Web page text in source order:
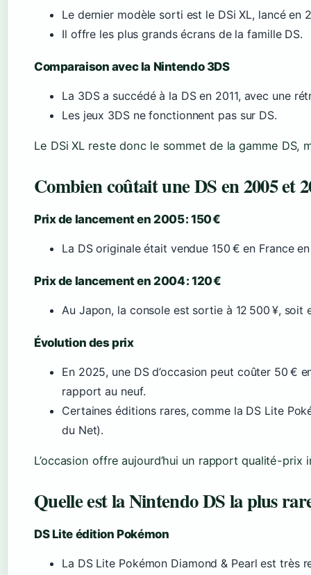
Le dernier modèle sorti est le DSi XL, lancé en
Il offre les plus grands écrans de la famille DS.
Comparaison avec la Nintendo 3DS
La 3DS a succédé à la DS en 2011, avec une
Les jeux 3DS ne fonctionnent pas sur DS.
Le DSi XL reste donc le sommet de la gamme DS,
Combien coûtait une DS en 2005 et
Prix de lancement en 2005 : 150 €
La DS originale était vendue 150 € en France
Prix de lancement en 2004 : 120 €
Au Japon, la console est sortie à 12 500 ¥, soit
Évolution des prix
En 2025, une DS d’occasion peut coûter 50 €
rapport au neuf.
Certaines éditions rares, comme la DS Lite
du Net).
L’occasion offre aujourd’hui un rapport qualité-
Quelle est la Nintendo DS la plus
DS Lite édition Pokémon
La DS Lite Pokémon Diamond & Pearl est très